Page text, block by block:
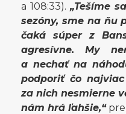
a 108:33). „Tešíme
sezóny, sme na ňu
čaká súper z
agresívne. My
a nechať na
podporiť čo
za nich nesmierne
nám hrá ľahšie,“